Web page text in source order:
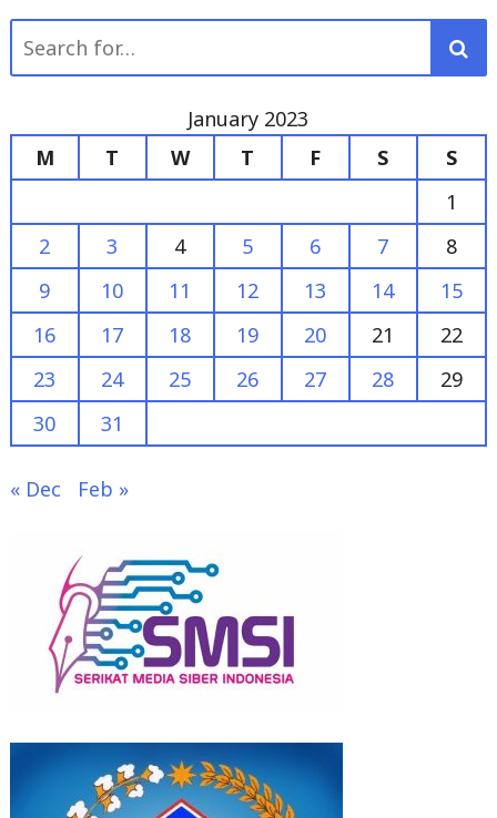
1
2
3 4 5 6 7
8
9
10 11 12 13 14
15
16
17 18 19 20 21
22
23
24 25 26 27 28
29
30
31
« Dec Feb »